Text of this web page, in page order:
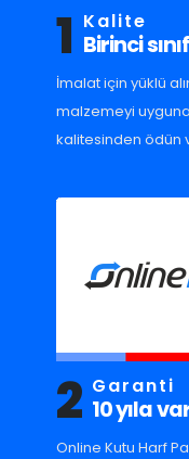
1 Kalite
Birinci
İmalat için yüklü
malzemeyi
kalitesinden ödün
2 Garanti
10 yıla
Online Kutu Harf